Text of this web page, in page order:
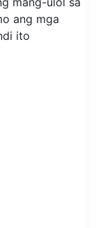
ang mga
ito